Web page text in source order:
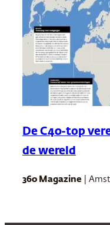
De C40-top
de wereld
360 Magazine |